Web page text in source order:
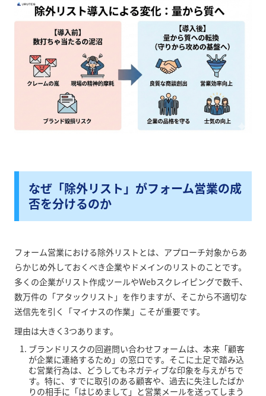
なぜ「除外リスト」がフォーム営業の成
否を分けるのか
フォーム営業における除外リストとは、アプローチ対象からあ
らかじめ外しておくべき企業やドメインのリストのことです。
多くの企業がリスト作成ツールやWebスクレイピングで数千、
数万件の「アタックリスト」を作りますが、そこから不適切な
送信先を引く「マイナスの作業」こそが重要です。
理由は大きく3つあります。
ブランドリスクの回避問い合わせフォームは、本来「顧客
が企業に連絡するため」の窓口です。そこに土足で踏み込
む営業行為は、どうしてもネガティブな印象を与えがちで
す。特に、すでに取引のある顧客や、過去に失注したばか
りの相手に「はじめまして」と営業メールを送ってしまう